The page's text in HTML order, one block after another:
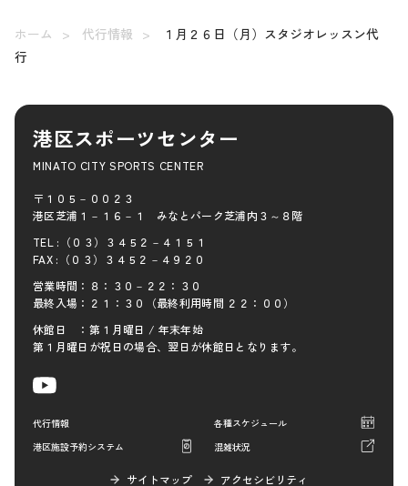
ホーム 代行情報
１月２６日（月）スタジオレッスン代
行
港区スポーツセンター
MINATO CITY SPORTS CENTER
〒１０５－００２３
港区芝浦１－１６－１ みなとパーク芝浦内３～８階
TEL :（０３）３４５２－４１５１
FAX :（０３）３４５２－４９２０
営業時間：８：３０－２２：３０
最終入場：２１：３０（最終利用時間 ２２：００）
休館日 ：第１月曜日 / 年末年始
第１月曜日が祝日の場合、翌日が休館日となります。
代行情報
各種スケジュール
港区施設予約システム
混雑状況
サイトマップ アクセシビリティ